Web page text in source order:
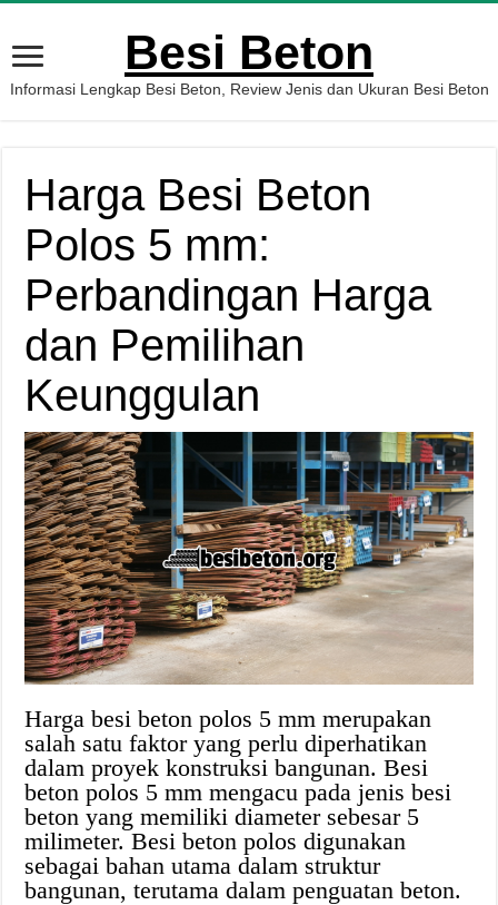
Besi Beton
Informasi Lengkap Besi Beton, Review Jenis dan Ukuran Besi Beton
Harga Besi Beton
Polos 5 mm:
Perbandingan Harga
dan Pemilihan
Keunggulan
Harga besi beton polos 5 mm merupakan
salah satu faktor yang perlu diperhatikan
dalam proyek konstruksi bangunan. Besi
beton polos 5 mm mengacu pada jenis besi
beton yang memiliki diameter sebesar 5
milimeter. Besi beton polos digunakan
sebagai bahan utama dalam struktur
bangunan, terutama dalam penguatan beton.